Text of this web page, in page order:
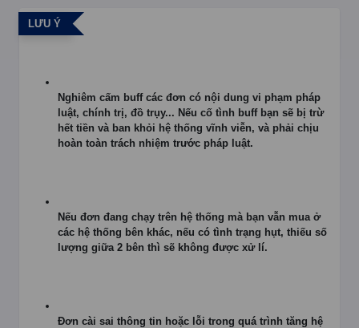
LƯU Ý
Nghiêm cấm buff các đơn có nội dung vi phạm pháp
luật, chính trị, đồ trụy... Nếu cố tình buff bạn sẽ bị trừ
hết tiền và ban khỏi hệ thống vĩnh viễn, và phải chịu
hoàn toàn trách nhiệm trước pháp luật.
Nếu đơn đang chạy trên hệ thống mà bạn vẫn mua ở
các hệ thống bên khác, nếu có tình trạng hụt, thiếu số
lượng giữa 2 bên thì sẽ không được xử lí.
Đơn cài sai thông tin hoặc lỗi trong quá trình tăng hệ